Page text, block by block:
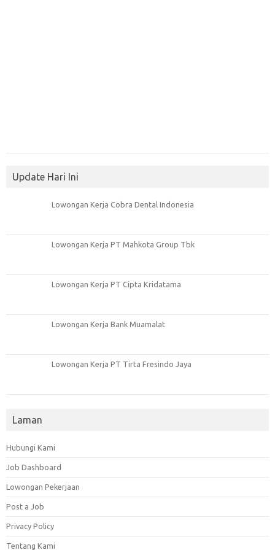
Update Hari Ini
Lowongan Kerja Cobra Dental Indonesia
Lowongan Kerja PT Mahkota Group Tbk
Lowongan Kerja PT Cipta Kridatama
Lowongan Kerja Bank Muamalat
Lowongan Kerja PT Tirta Fresindo Jaya
Laman
Hubungi Kami
Job Dashboard
Lowongan Pekerjaan
Post a Job
Privacy Policy
Tentang Kami